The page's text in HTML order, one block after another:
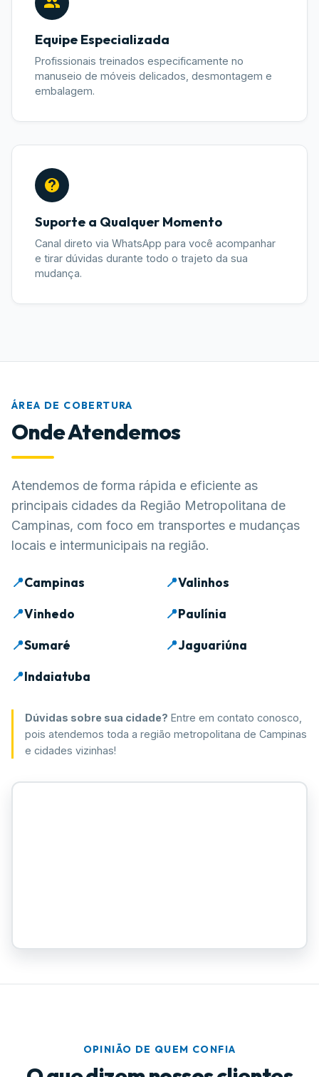
Equipe Especializada
Profissionais treinados especificamente no
manuseio de móveis delicados, desmontagem e
embalagem.
Suporte a Qualquer Momento
Canal direto via WhatsApp para você acompanhar
e tirar dúvidas durante todo o trajeto da sua
mudança.
ÁREA DE COBERTURA
Onde Atendemos
Atendemos de forma rápida e eficiente as
principais cidades da Região Metropolitana de
Campinas, com foco em transportes e mudanças
locais e intermunicipais na região.
📍Campinas 📍Valinhos
📍Vinhedo 📍Paulínia
📍Sumaré 📍Jaguariúna
📍Indaiatuba
Dúvidas sobre sua cidade? Entre em contato conosco,
pois atendemos toda a região metropolitana de Campinas
e cidades vizinhas!
OPINIÃO DE QUEM CONFIA